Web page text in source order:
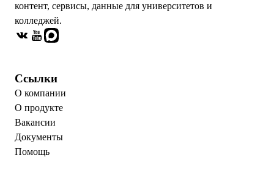
контент, сервисы, данные для университетов и
колледжей.
Ссылки
О компании
О продукте
Вакансии
Документы
Помощь